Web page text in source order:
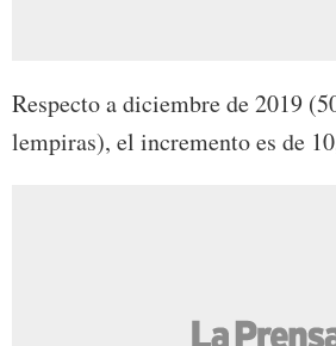
Respecto a diciembre de 2019
lempiras), el incremento es de